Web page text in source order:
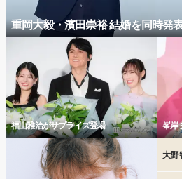
重岡大毅・濱田崇裕 結婚を同時発
福山雅治がサプライズ登場 峯岸
大野